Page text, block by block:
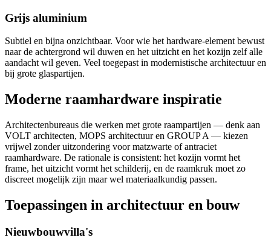
Grijs aluminium
Subtiel en bijna onzichtbaar. Voor wie het hardware-element bewust
naar de achtergrond wil duwen en het uitzicht en het kozijn zelf alle
aandacht wil geven. Veel toegepast in modernistische architectuur en
bij grote glaspartijen.
Moderne raamhardware inspiratie
Architectenbureaus die werken met grote raampartijen — denk aan
VOLT architecten, MOPS architectuur en GROUP A — kiezen
vrijwel zonder uitzondering voor matzwarte of antraciet
raamhardware. De rationale is consistent: het kozijn vormt het
frame, het uitzicht vormt het schilderij, en de raamkruk moet zo
discreet mogelijk zijn maar wel materiaalkundig passen.
Toepassingen in architectuur en bouw
Nieuwbouwvilla's